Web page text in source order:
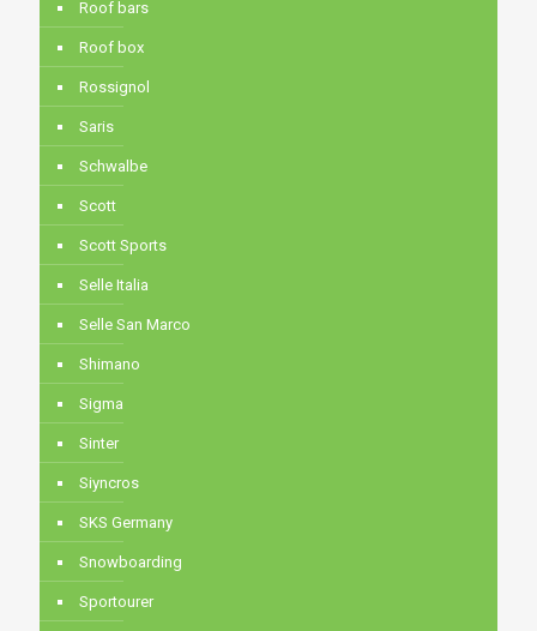
Roof bars
Roof box
Rossignol
Saris
Schwalbe
Scott
Scott Sports
Selle Italia
Selle San Marco
Shimano
Sigma
Sinter
Siyncros
SKS Germany
Snowboarding
Sportourer